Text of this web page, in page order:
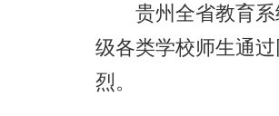
贵州全省教育系
级各类学校师生通
烈。